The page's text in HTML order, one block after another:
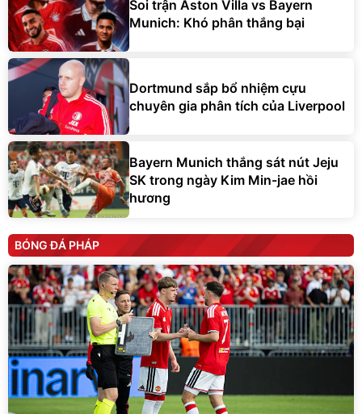
Soi trận Aston Villa vs Bayern
Munich: Khó phân thắng bại
Dortmund sắp bổ nhiệm cựu
chuyên gia phân tích của Liverpool
Bayern Munich thắng sát nút Jeju
SK trong ngày Kim Min-jae hồi
hương
BÓNG ĐÁ PHÁP